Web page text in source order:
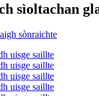
sìoltachan